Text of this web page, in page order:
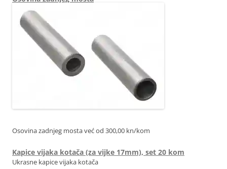
Osovina zadnjeg mosta već od 300,00 kn/kom
Kapice vijaka kotača (za vijke 17mm), set 20 kom
Ukrasne kapice vijaka kotača